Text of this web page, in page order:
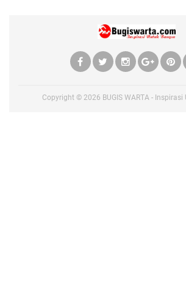
Copyright © 2026 BUGIS WARTA -